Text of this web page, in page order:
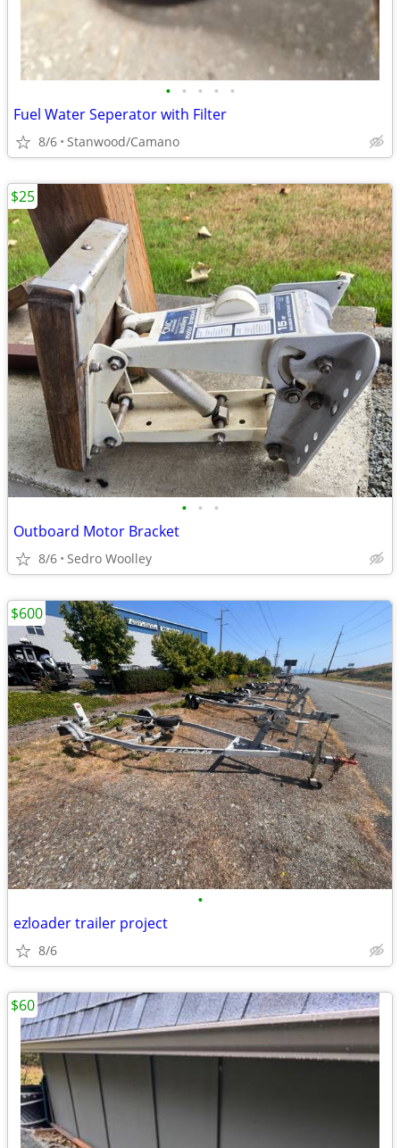
• • • • •
Fuel Water Seperator with Filter
8/6 Stanwood/Camano
• • •
Outboard Motor Bracket
8/6 Sedro Woolley
$25
•
ezloader trailer project
8/6
$600
$60